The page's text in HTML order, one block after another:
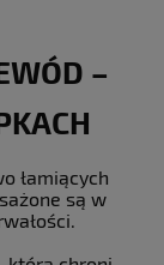
–
łamiących
są w